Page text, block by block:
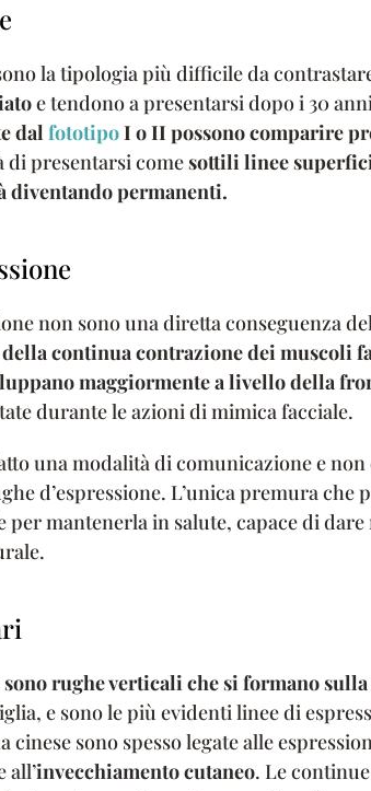
la tipologia più difficile da
e tendono a presentarsi dopo i 30
dal fototipoI o II possono comparire
presentarsi comesottili linee
diventando permanenti.
non sono una diretta conseguenza
della continua contrazione dei muscoli
maggiormente a livello della
durante le azioni di mimica facciale.
una modalità di comunicazione e
d’espressione. L’unica premura che
per mantenerla in salute, capace di
rughe verticali che si formano
e sono le più evidenti linee di
cinese sono spesso legate alle
all’invecchiamento cutaneo. Le